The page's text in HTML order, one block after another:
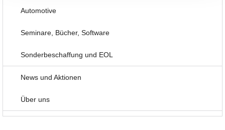
Automotive
Seminare, Bücher, Software
Sonderbeschaffung und EOL
News und Aktionen
Über uns